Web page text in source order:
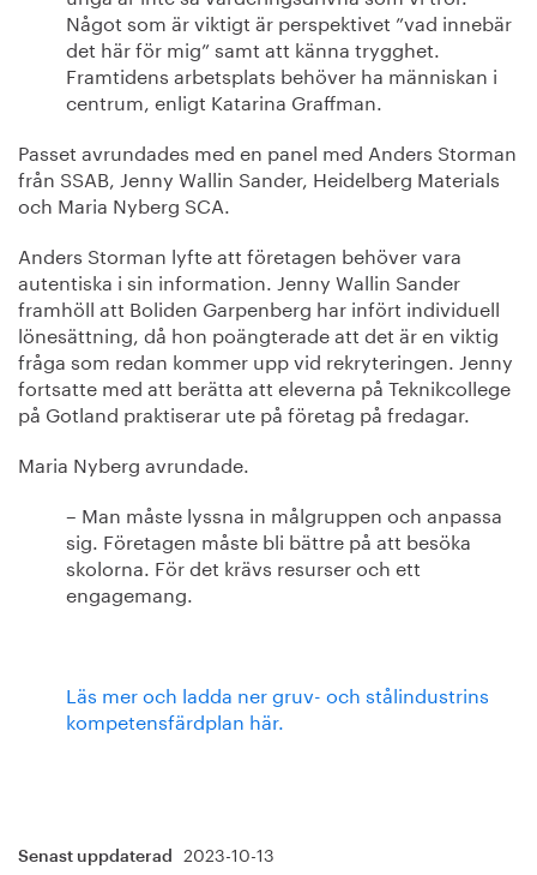
Något som är viktigt är perspektivet ”vad innebär
det här för mig” samt att känna trygghet.
Framtidens arbetsplats behöver ha människan i
centrum, enligt Katarina Graffman.
Passet avrundades med en panel med Anders Storman
från SSAB, Jenny Wallin Sander, Heidelberg Materials
och Maria Nyberg SCA.
Anders Storman lyfte att företagen behöver vara
autentiska i sin information. Jenny Wallin Sander
framhöll att Boliden Garpenberg har infört individuell
lönesättning, då hon poängterade att det är en viktig
fråga som redan kommer upp vid rekryteringen. Jenny
fortsatte med att berätta att eleverna på Teknikcollege
på Gotland praktiserar ute på företag på fredagar.
Maria Nyberg avrundade.
– Man måste lyssna in målgruppen och anpassa
sig. Företagen måste bli bättre på att besöka
skolorna. För det krävs resurser och ett
engagemang.
Läs mer och ladda ner gruv- och stålindustrins
kompetensfärdplan här.
Senast uppdaterad 2023-10-13